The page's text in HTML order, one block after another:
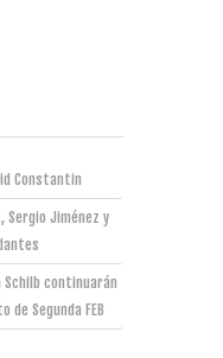
Constantin
Sergio Jiménez y
Schilb continuarán
Segunda FEB